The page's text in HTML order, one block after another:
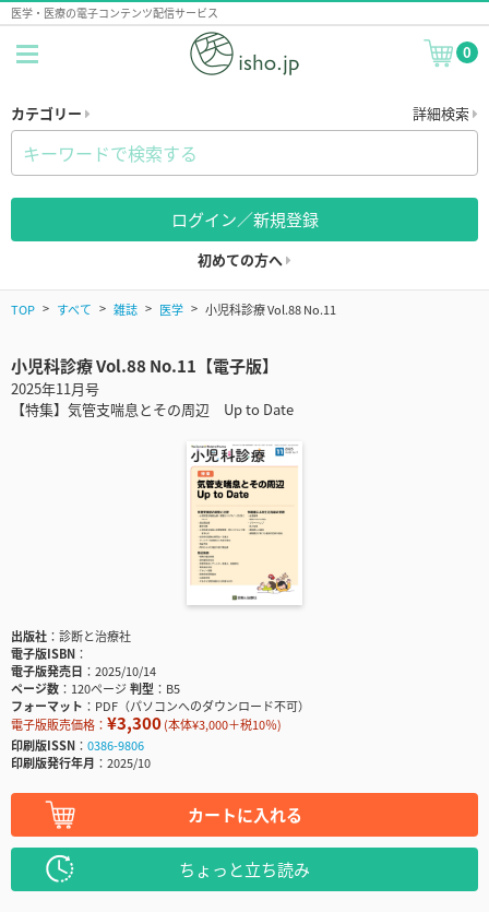
医学・医療の電子コンテンツ配信サービス
0
カテゴリー 詳細検索
ログイン／新規登録
初めての方へ
TOP すべて 雑誌 医学 小児科診療 Vol.88 No.11
小児科診療 Vol.88 No.11【電子版】
2025年11月号
【特集】気管支喘息とその周辺 Up to Date
出版社
診断と治療社
電子版ISBN
電子版発売日
2025/10/14
ページ数
120ページ判型
B5
フォーマット
PDF（パソコンへのダウンロード不可）
電子版販売価格： ¥3,300(本体¥3,000＋税10％)
印刷版ISSN
0386-9806
印刷版発行年月
2025/10
カートに入れる
ちょっと立ち読み